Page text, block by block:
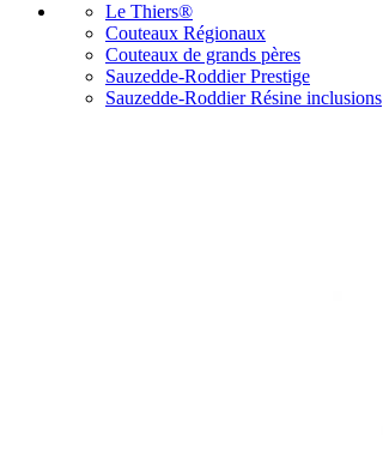
Le Thiers®
Couteaux Régionaux
Couteaux de grands pères
Sauzedde-Roddier Prestige
Sauzedde-Roddier Résine inclusions